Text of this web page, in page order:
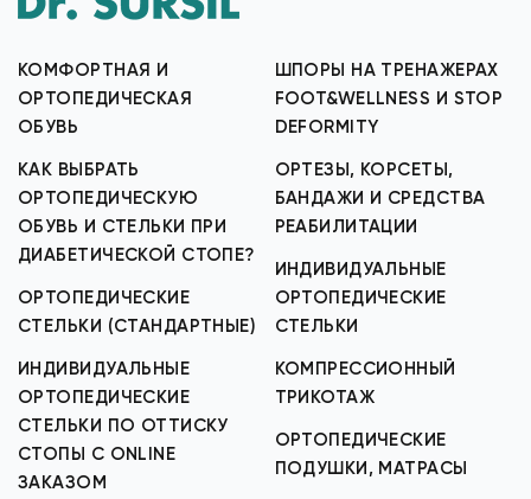
КОМФОРТНАЯ И
ОРТОПЕДИЧЕСКАЯ
ОБУВЬ
КАК ВЫБРАТЬ
ОРТОПЕДИЧЕСКУЮ
ОБУВЬ И СТЕЛЬКИ ПРИ
ДИАБЕТИЧЕСКОЙ СТОПЕ?
ОРТОПЕДИЧЕСКИЕ
СТЕЛЬКИ (СТАНДАРТНЫЕ)
ИНДИВИДУАЛЬНЫЕ
ОРТОПЕДИЧЕСКИЕ
СТЕЛЬКИ ПО ОТТИСКУ
СТОПЫ С ONLINE
ЗАКАЗОМ
ШПОРЫ НА ТРЕНАЖЕРАХ
FOOT&WELLNESS И STOP
DEFORMITY
ОРТЕЗЫ, КОРСЕТЫ,
БАНДАЖИ И СРЕДСТВА
РЕАБИЛИТАЦИИ
ИНДИВИДУАЛЬНЫЕ
ОРТОПЕДИЧЕСКИЕ
СТЕЛЬКИ
КОМПРЕССИОННЫЙ
ТРИКОТАЖ
ОРТОПЕДИЧЕСКИЕ
ПОДУШКИ, МАТРАСЫ